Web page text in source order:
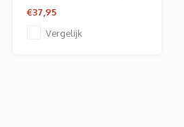
€37,95
Vergelijk